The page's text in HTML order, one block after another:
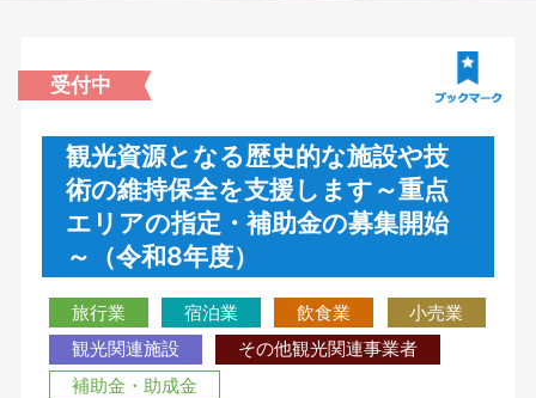
受付中
観光資源となる歴史的な施設や技
術の維持保全を支援します～重点
エリアの指定・補助金の募集開始
～（令和8年度）
旅行業 宿泊業 飲食業
小売業
観光関連施設
その他観光関連事業者
補助金・助成金